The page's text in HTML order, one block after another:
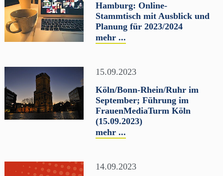
Hamburg: Online-
Stammtisch mit Ausblick und
Planung für 2023/2024
mehr ...
15.09.2023
Köln/Bonn-Rhein/Ruhr im
September; Führung im
FrauenMediaTurm Köln
(15.09.2023)
mehr ...
14.09.2023